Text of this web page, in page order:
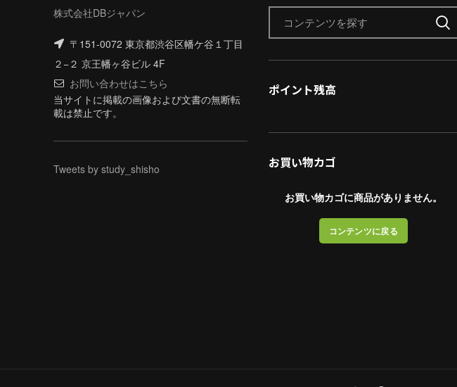
株式会社DBジャパン
〒151-0072 東京都渋谷区幡ケ谷１丁目
２−２ 京王幡ヶ谷ビル 4F
お問い合わせはこちら
当サイトに掲載の画像および文書の無断転
載は禁止です。
Tweets by study_shisho
ポイント残高
お買い物カゴ
お買い物カゴに商品がありません。
コンテンツに戻る